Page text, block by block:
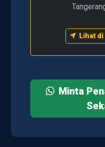
Lihat
Minta